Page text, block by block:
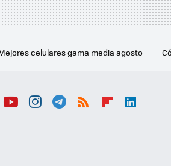
celulares gama media agosto